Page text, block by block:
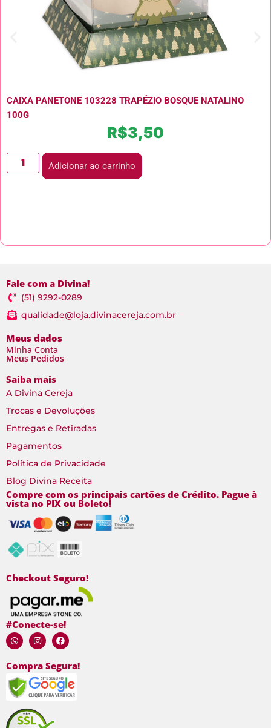
CAIXA PANETONE 103228 TRAPÉZIO BOSQUE NATALINO
100G
R$3,50
Adicionar ao carrinho
Fale com a Divina!
(51) 9292-0289
qualidade@loja.divinacereja.com.br
Meus dados
Minha Conta
Meus Pedidos
Saiba mais
A Divina Cereja
Trocas e Devoluções
Entregas e Retiradas
Pagamentos
Política de Privacidade
Blog Divina Receita
Compre com os principais cartões de Crédito. Pague à
vista no PIX ou Boleto!
Checkout Seguro!
#Conecte-se!
Compra Segura!